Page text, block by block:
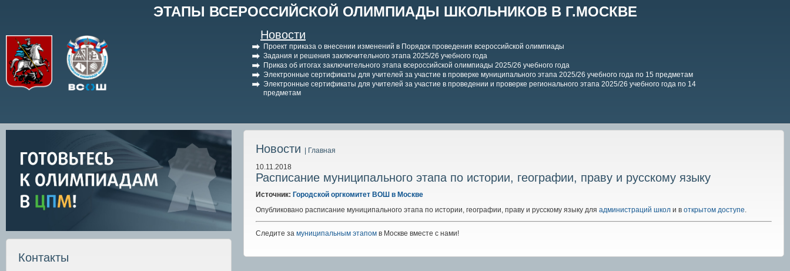
ЭТАПЫ ВСЕРОССИЙСКОЙ ОЛИМПИАДЫ ШКОЛЬНИКОВ В Г.МОСКВЕ
Новости
Проект приказа о внесении изменений в Порядок проведения всероссийской олимпиады
Задания и решения заключительного этапа 2025/26 учебного года
Приказ об итогах заключительного этапа всероссийской олимпиады 2025/26 учебного года
Электронные сертификаты для учителей за участие в проверке муниципального этапа 2025/26 учебного года по 15 предметам
Электронные сертификаты для учителей за участие в проведении и проверке регионального этапа 2025/26 учебного года по 14
предметам
Контакты
Новости
| Главная
10.11.2018
Расписание муниципального этапа по истории, географии, праву и русскому языку
Источник: Городской оргкомитет ВОШ в Москве
Опубликовано расписание муниципального этапа по истории, географии, праву и русскому языку для администраций школ и в открытом доступе.
Следите за муниципальным этапом в Москве вместе с нами!